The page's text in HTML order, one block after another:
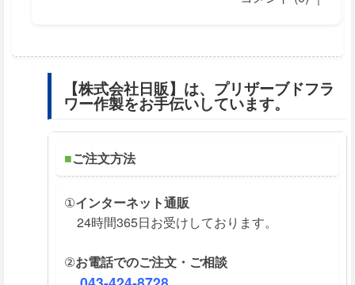
【株式会社日販】は、プリザーブドフラ
ワー作製をお手伝いしています。
■ご注文方法
①インターネット通販
24時間365日お受けしております。
②お電話でのご注文・ご相談